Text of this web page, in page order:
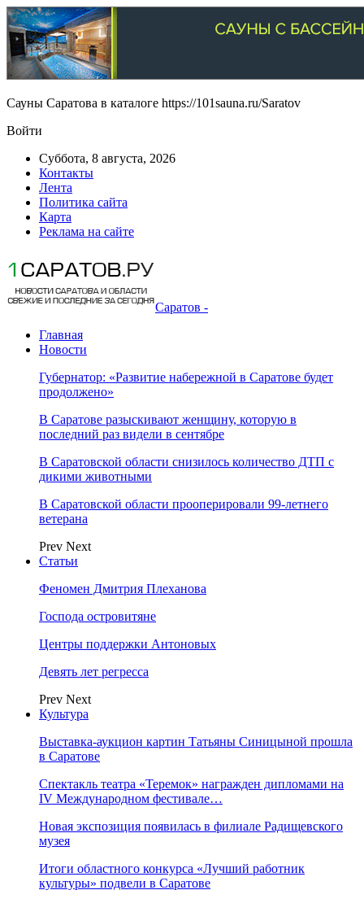
Сауны Саратова в каталоге https://101sauna.ru/Saratov
Войти
Суббота, 8 августа, 2026
Контакты
Лента
Политика сайта
Карта
Реклама на сайте
Саратов -
Главная
Новости
Губернатор: «Развитие набережной в Саратове будет
продолжено»
В Саратове разыскивают женщину, которую в
последний раз видели в сентябре
В Саратовской области снизилось количество ДТП с
дикими животными
В Саратовской области прооперировали 99-летнего
ветерана
Prev Next
Статьи
Феномен Дмитрия Плеханова
Господа островитяне
Центры поддержки Антоновых
Девять лет регресса
Prev Next
Культура
Выставка-аукцион картин Татьяны Синицыной прошла
в Саратове
Спектакль театра «Теремок» награжден дипломами на
IV Международном фестивале…
Новая экспозиция появилась в филиале Радищевского
музея
Итоги областного конкурса «Лучший работник
культуры» подвели в Саратове